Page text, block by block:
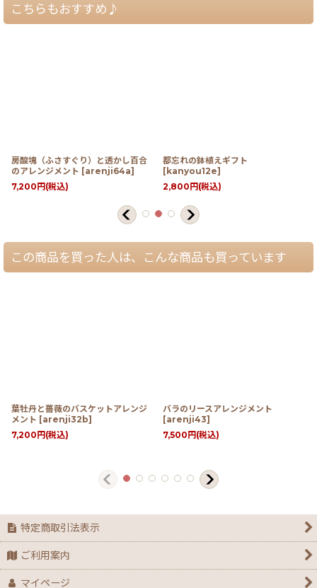
こちらもおすすめ♪
房酸塊（ふさすぐり）と透かし百合
のアレンジメント [arenji64a]
7,200 円 (税込)
都忘れの鉢植えギフト
[ kanyou12e]
2,800 円 (税込)
この商品を買った人は、こんな商品も買っています
葉牡丹と薔薇のバスケットアレンジ
メント [arenji32b]
7,200 円 (税込)
バラのリースアレンジメント
[arenji43]
7,500 円 (税込)
特定商取引法表示
ご利用案内
マイページ